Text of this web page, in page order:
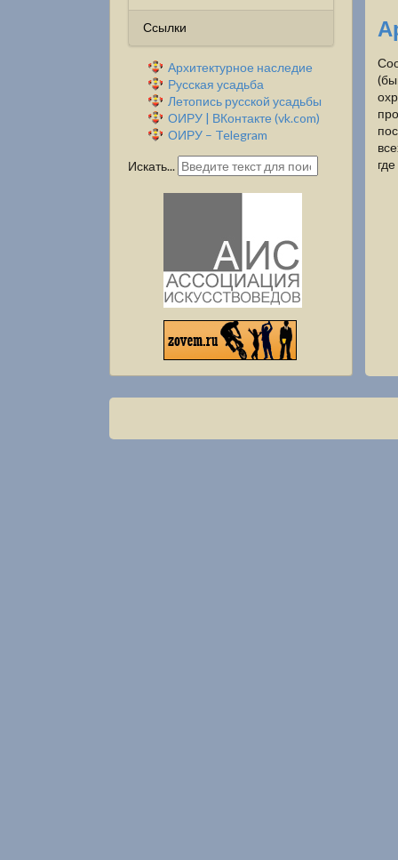
Ссылки
Архитектурное наследие
Русская усадьба
Летопись русской усадьбы
ОИРУ | ВКонтакте (vk.com)
ОИРУ – Telegram
Искать...